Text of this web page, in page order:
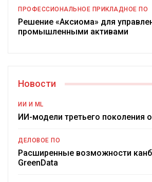
ПРОФЕССИОНАЛЬНОЕ ПРИКЛАДНОЕ ПО
Решение «Аксиома» для
промышленными активами
Новости
ИИ И ML
ИИ-модели третьего поколения
ДЕЛОВОЕ ПО
Расширенные возможности
GreenData